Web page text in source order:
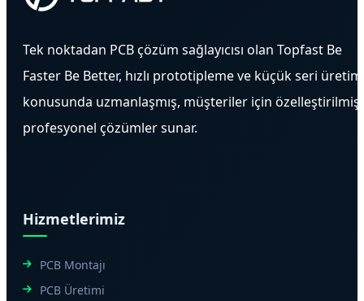
Tek noktadan PCB çözüm sağlayıcısı olan Topfast Be
Faster Be Better, hızlı prototipleme ve küçük seri üretim
konusunda uzmanlaşmış, müşteriler için özelleştirilmiş
profesyonel çözümler sunar.
Hizmetlerimiz
PCB Montajı
PCB Üretimi